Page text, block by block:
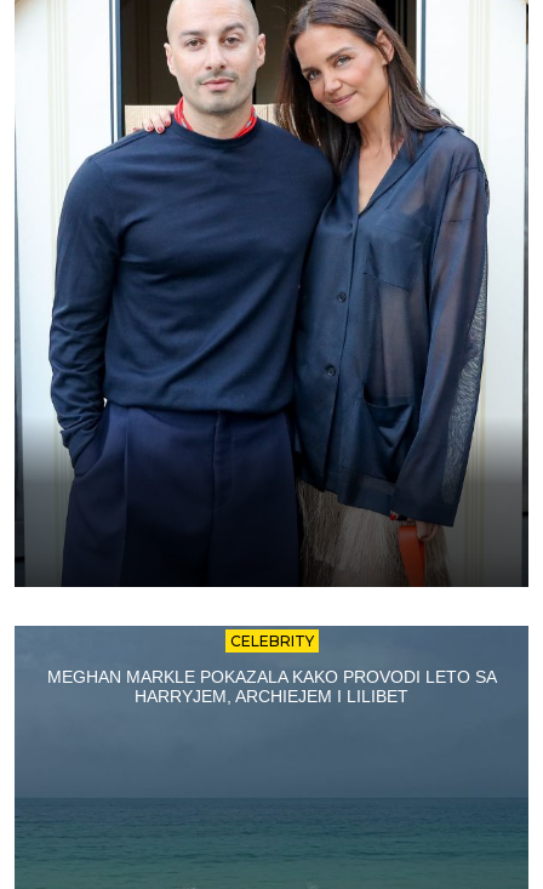
CELEBRITY
MEGHAN MARKLE POKAZALA KAKO PROVODI LETO SA
HARRYJEM, ARCHIEJEM I LILIBET